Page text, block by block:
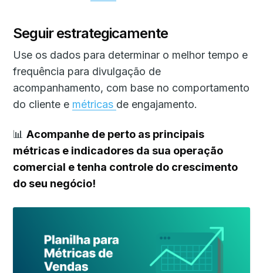
Seguir estrategicamente
Use os dados para determinar o melhor tempo e
frequência para divulgação de
acompanhamento, com base no comportamento
do cliente e métricas de engajamento.
📊Acompanhe de perto as principais
métricas e indicadores da sua operação
comercial e tenha controle do crescimento
do seu negócio!